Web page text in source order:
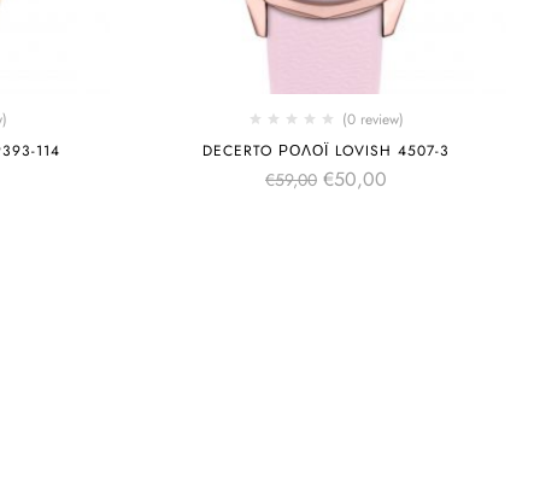
114
(0 review)
DECERTO ΡΟΛΌΙ LOVISH 4507-3
€59,00 €50,00